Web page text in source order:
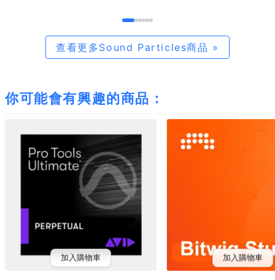
查看更多Sound Particles商品 »
你可能會有興趣的商品：
加入購物車 加入購物車